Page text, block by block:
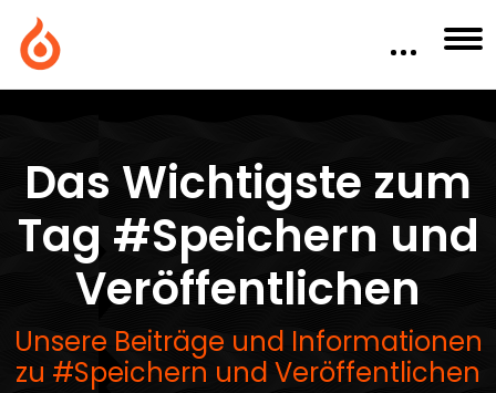
Das Wichtigste zum
Tag #Speichern und
Veröffentlichen
Unsere Beiträge und Informationen
zu #Speichern und Veröffentlichen